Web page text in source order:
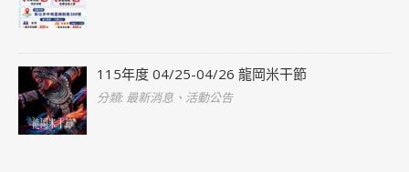
115年度 04/25-04/26 龍岡米干節
分類: 最新消息、活動公告